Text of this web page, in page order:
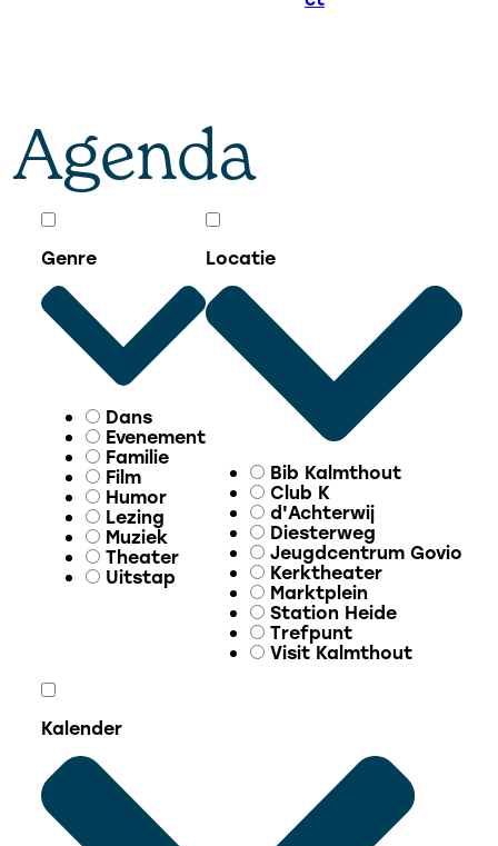
Agenda
Genre
Dans
Evenement
Familie
Film
Humor
Lezing
Muziek
Theater
Uitstap
Locatie
Bib Kalmthout
Club K
d'Achterwij
Diesterweg
Jeugdcentrum Govio
Kerktheater
Marktplein
Station Heide
Trefpunt
Visit Kalmthout
Kalender